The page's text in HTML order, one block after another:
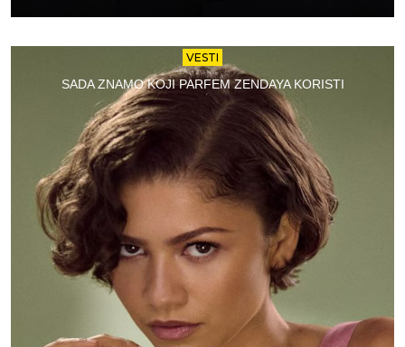
VESTI
SADA ZNAMO KOJI PARFEM ZENDAYA KORISTI